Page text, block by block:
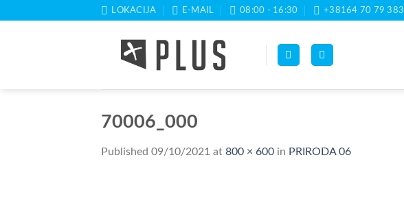
LOKACIJA E-MAIL 08:00 - 16:30 +38164 70 79 383
70006_000
Published 09/10/2021 at 800 × 600 in PRIRODA 06